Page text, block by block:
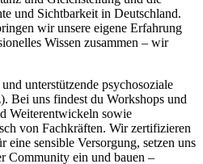
und Sichtbarkeit in Deutschland.
wir unsere eigene Erfahrung
Wissen zusammen – wir
unterstützende psychosoziale
Bei uns findest du Workshops und
Weiterentwickeln sowie
von Fachkräften. Wir zertifizieren
sensible Versorgung, setzen uns
Community ein und bauen –